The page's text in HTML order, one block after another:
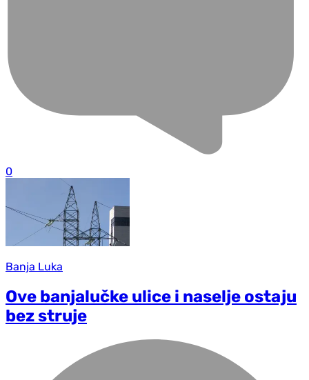
0
Banja Luka
Ove banjalučke ulice i naselje ostaju
bez struje